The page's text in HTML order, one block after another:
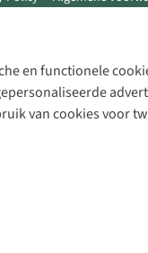
en functionele
van cookies voor